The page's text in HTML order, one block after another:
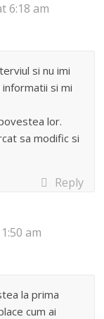
6:18 am
si nu imi
si mi
lor.
sa modific si
Reply
am
la prima
cum ai